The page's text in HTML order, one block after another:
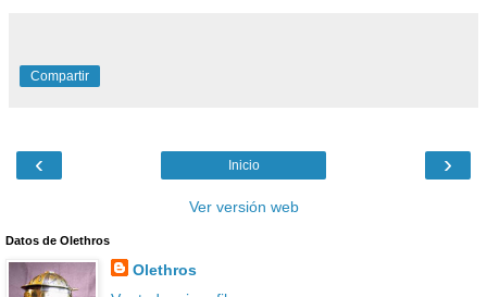
Compartir
‹ ›
Inicio
Ver versión web
Datos de Olethros
Olethros